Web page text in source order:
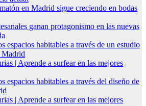
en Madrid sigue creciendo en bodas
ganan protagonismo en las nuevas
espacios habitables a través de un estudio
Madrid
| Aprende a surfear en las mejores
espacios habitables a través del diseño de
| Aprende a surfear en las mejores